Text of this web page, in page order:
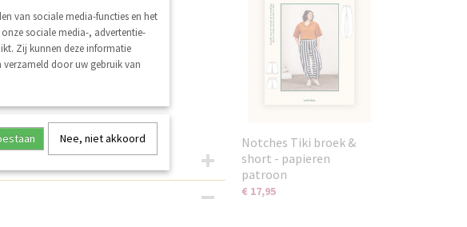
Notches Tiki broek &
short - papieren
patroon
€ 17,95
van sociale media-functies en het
sociale media-, advertentie-
Zij kunnen deze informatie
door uw gebruik van
Nee, niet akkoord